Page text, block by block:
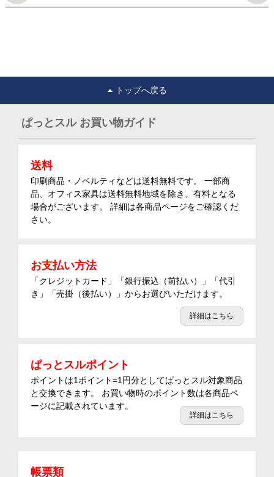
トップへ戻る
ぱっとスル お買い物ガイド
送料
印刷商品・ノベルティなどは送料無料です。 一部商
品、オフィス家具は送料無料地域を除き、有料となる
場合がございます。 詳細は各商品ページをご確認くだ
さい。
お支払い方法
「クレジットカード」「銀行振込（前払い）」「代引
き」「売掛（後払い）」からお選びいただけます。
詳細はこちら
ぱっとスルポイント
ポイントは1ポイント=1円分としてぱっとスル対象商品
と交換できます。 お買い物時のポイント数は各商品ペ
ージに記載されています。
詳細はこちら
帳票類